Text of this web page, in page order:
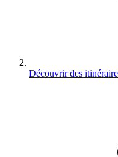
Découvrir des